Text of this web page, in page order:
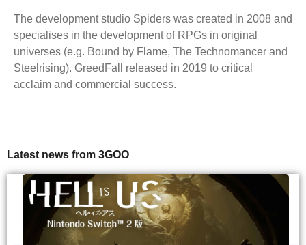
The development studio Spiders was created in 2008 and
specialises in the development of RPGs in original
universes (e.g. Bound by Flame, The Technomancer and
Steelrising). GreedFall released in 2019 to critical
acclaim and commercial success.
Latest news from 3GOO